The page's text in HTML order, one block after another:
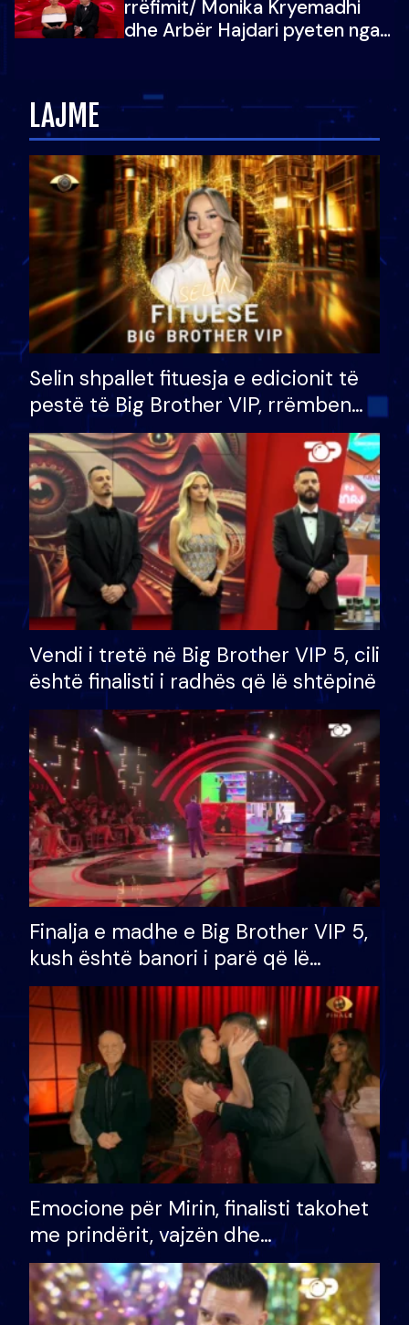
rrëfimit/ Monika Kryemadhi
dhe Arbër Hajdari pyeten nga
LAJME
Selin shpallet fituesja e edicionit të
pestë të Big Brother VIP, rrëmben
çmimin e madh prej 100 mijë eurosh
Vendi i tretë në Big Brother VIP 5, cili
është finalisti i radhës që lë shtëpinë
Finalja e madhe e Big Brother VIP 5,
kush është banori i parë që lë
shtëpinë dhe humb mundësinë për
të fituar çmimin e madh
Emocione për Mirin, finalisti takohet
me prindërit, vajzën dhe
bashkëshorten: S’kemi ndonjë letër
divorci apo jo?